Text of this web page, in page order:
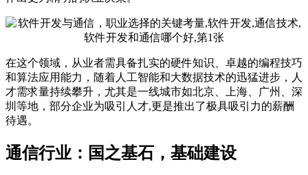
在这个领域，从业者需具备扎实的硬件知识、卓越的编程技巧
和算法应用能力，随着人工智能和大数据技术的迅猛进步，人
才需求量持续攀升，尤其是一线城市如北京、上海、广州、深
圳等地，部分企业为吸引人才,更是推出了极具吸引力的薪酬
待遇。
通信行业：国之基石，基础建设